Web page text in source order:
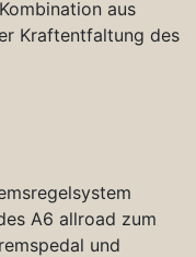
aus
Kraftentfaltung des
A6 allroad zum
und